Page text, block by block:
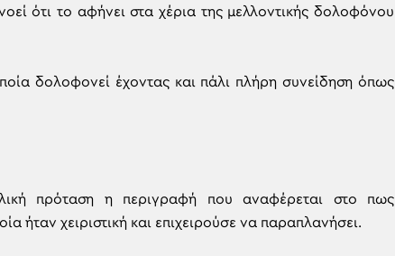
ότι το αφήνει στα χέρια της μελλοντικής δολοφόνου
δολοφονεί έχοντας και πάλι πλήρη συνείδηση όπως
πρόταση η περιγραφή που αναφέρεται στο πως
ήταν χειριστική και επιχειρούσε να παραπλανήσει.